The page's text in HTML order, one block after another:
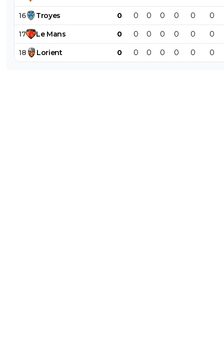
16 Troyes 0 0 0 0 0 0 0
17 Le Mans 0 0 0 0 0 0 0
18 Lorient 0 0 0 0 0 0 0